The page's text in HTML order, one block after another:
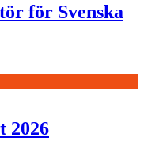
för Svenska
2026